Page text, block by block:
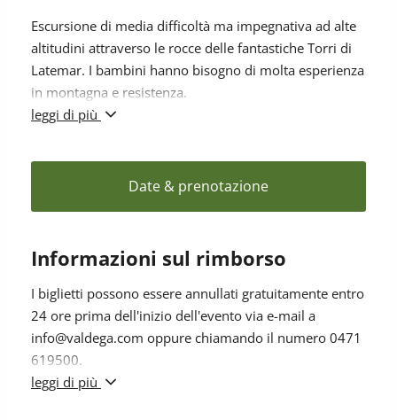
Escursione di media difficoltà ma impegnativa ad alte
altitudini attraverso le rocce delle fantastiche Torri di
Latemar. I bambini hanno bisogno di molta esperienza
in montagna e resistenza.
m) – sentiero n. 18 - Forcella dei Camosci (2560 m) –
sentiero n. 516 – rifugio Torre di Pisa (2671 m). Sosta.
Patrenza: ore 09.00 | Ritorno: ore 16.00 | Durata: 7 h
| Tempo di cammino: 6 h |Dislivello: 750 m |
Difficoltà: difficile | Requisiti necessari: buona forma
fisica, sicurezza nel passo e nessun problema di
vertigini | con ristoro | Seggiovia: 21,50 €/adulto,
17,50 €/junior fino a 16
leggi di più
Date & prenotazione
Informazioni sul rimborso
I biglietti possono essere annullati gratuitamente entro
24 ore prima dell'inizio dell'evento via e-mail a
info@valdega.com oppure chiamando il numero 0471
619500.
Nel caso di cancellazione da parte dell'organizzatore,
leggi di più